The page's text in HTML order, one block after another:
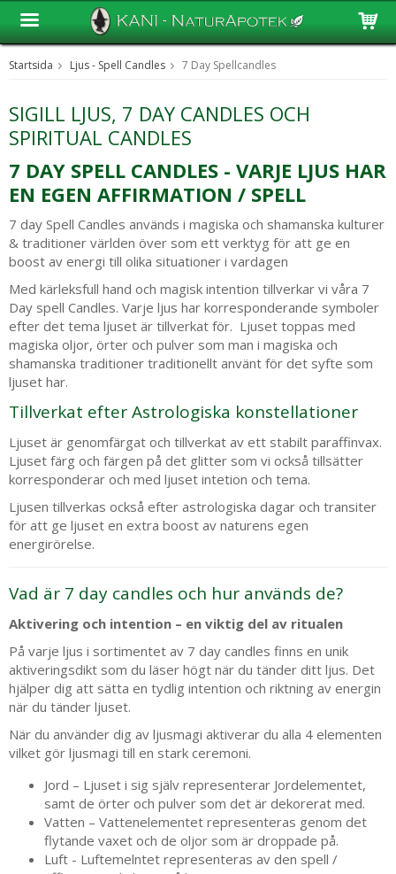
Startsida Ljus - Spell Candles 7 Day Spellcandles
SIGILL LJUS, 7 DAY CANDLES OCH
SPIRITUAL CANDLES
7 DAY SPELL CANDLES - VARJE LJUS HAR
EN EGEN AFFIRMATION / SPELL
7 day Spell Candles används i magiska och shamanska kulturer
& traditioner världen över som ett verktyg för att ge en
boost av energi till olika situationer i vardagen
Med kärleksfull hand och magisk intention tillverkar vi våra 7
Day spell Candles. Varje ljus har korresponderande symboler
efter det tema ljuset är tillverkat för. Ljuset toppas med
magiska oljor, örter och pulver som man i magiska och
shamanska traditioner traditionellt använt för det syfte som
ljuset har.
Tillverkat efter Astrologiska konstellationer
Ljuset är genomfärgat och tillverkat av ett stabilt paraffinvax.
Ljuset färg och färgen på det glitter som vi också tillsätter
korresponderar och med ljuset intetion och tema.
Ljusen tillverkas också efter astrologiska dagar och transiter
för att ge ljuset en extra boost av naturens egen
energirörelse.
Vad är 7 day candles och hur används de?
Aktivering och intention – en viktig del av ritualen
På varje ljus i sortimentet av 7 day candles finns en unik
aktiveringsdikt som du läser högt när du tänder ditt ljus. Det
hjälper dig att sätta en tydlig intention och riktning av energin
när du tänder ljuset.
När du använder dig av ljusmagi aktiverar du alla 4 elementen
vilket gör ljusmagi till en stark ceremoni.
Jord – Ljuset i sig själv representerar Jordelementet,
samt de örter och pulver som det är dekorerat med.
Vatten – Vattenelementet representeras genom det
flytande vaxet och de oljor som är droppade på.
Luft - Luftemelntet representeras av den spell /